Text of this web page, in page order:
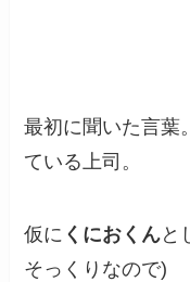
最初に聞いた言葉
ている上司。
仮に くにおくんと
そっくりなので)